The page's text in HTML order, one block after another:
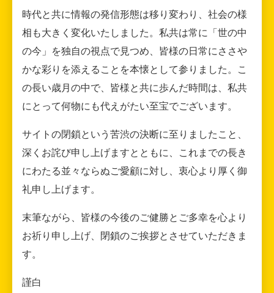
時代と共に情報の発信形態は移り変わり、社会の様
相も大きく変化いたしました。私共は常に「世の中
の今」を独自の視点で見つめ、皆様の日常にささや
かな彩りを添えることを本懐として参りました。こ
の長い歳月の中で、皆様と共に歩んだ時間は、私共
にとって何物にも代えがたい至宝でございます。
サイトの閉鎖という苦渋の決断に至りましたこと、
深くお詫び申し上げますとともに、これまでの長き
にわたる並々ならぬご愛顧に対し、衷心より厚く御
礼申し上げます。
末筆ながら、皆様の今後のご健勝とご多幸を心より
お祈り申し上げ、閉鎖のご挨拶とさせていただきま
す。
謹白